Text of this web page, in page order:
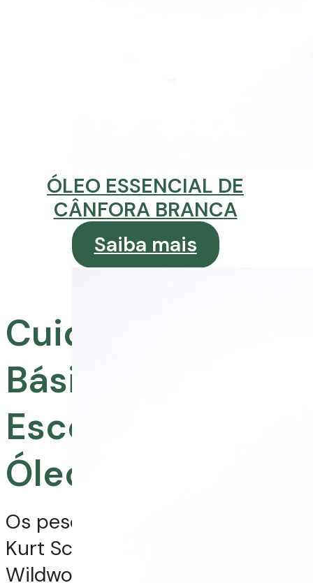
ÓLEO ESSENCIAL DE
CÂNFORA BRANCA
Saiba mais
Cuidados
Básicos na
Escolha dos
Óleos Essenciais
Os pesquisadores Ron Guba,
Kurt Schnaubelt e Chrissie
Wildwood afirmam desconhecer